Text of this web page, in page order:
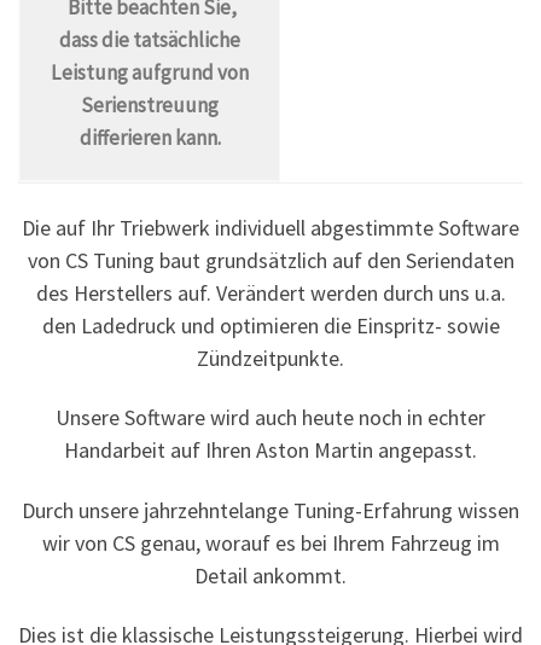
Bitte beachten Sie,
dass die tatsächliche
Leistung aufgrund von
Serienstreuung
differieren kann.
Die auf Ihr Triebwerk individuell abgestimmte Software
von CS Tuning baut grundsätzlich auf den Seriendaten
des Herstellers auf. Verändert werden durch uns u.a.
den Ladedruck und optimieren die Einspritz- sowie
Zündzeitpunkte.
Unsere Software wird auch heute noch in echter
Handarbeit auf Ihren Aston Martin angepasst.
Durch unsere jahrzehntelange Tuning-Erfahrung wissen
wir von CS genau, worauf es bei Ihrem Fahrzeug im
Detail ankommt.
Dies ist die klassische Leistungssteigerung. Hierbei wird